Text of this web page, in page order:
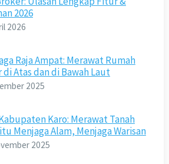
2026
2026
Raja Ampat: Merawat Rumah
di Atas dan di Bawah Laut
2025
Karo: Merawat Tanah
Menjaga Alam, Menjaga Warisan
2025